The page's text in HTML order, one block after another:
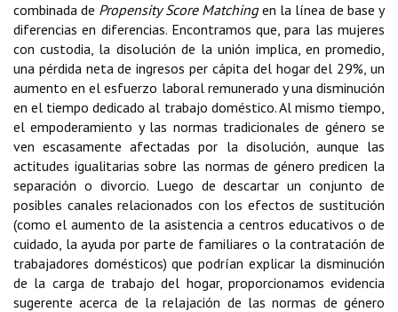
combinada de Propensity Score Matchingen la línea de base y
diferencias en diferencias. Encontramos que, para las mujeres
con custodia, la disolución de la unión implica, en promedio,
una pérdida neta de ingresos per cápita del hogar del 29%, un
aumento en el esfuerzo laboral remunerado y una disminución
en el tiempo dedicado al trabajo doméstico. Al mismo tiempo,
el empoderamiento y las normas tradicionales de género se
ven escasamente afectadas por la disolución, aunque las
actitudes igualitarias sobre las normas de género predicen la
separación o divorcio. Luego de descartar un conjunto de
posibles canales relacionados con los efectos de sustitución
(como el aumento de la asistencia a centros educativos o de
cuidado, la ayuda por parte de familiares o la contratación de
trabajadores domésticos) que podrían explicar la disminución
de la carga de trabajo del hogar, proporcionamos evidencia
sugerente acerca de la relajación de las normas de género